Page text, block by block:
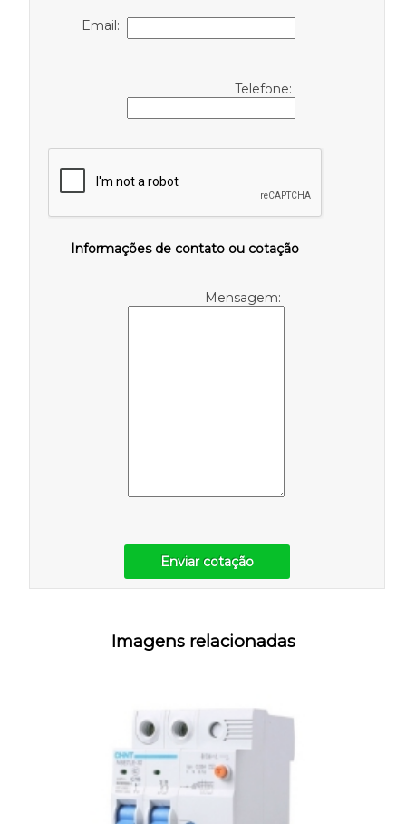
Email:
Telefone:
Informações de contato ou cotação
Mensagem:
Enviar cotação
Imagens relacionadas